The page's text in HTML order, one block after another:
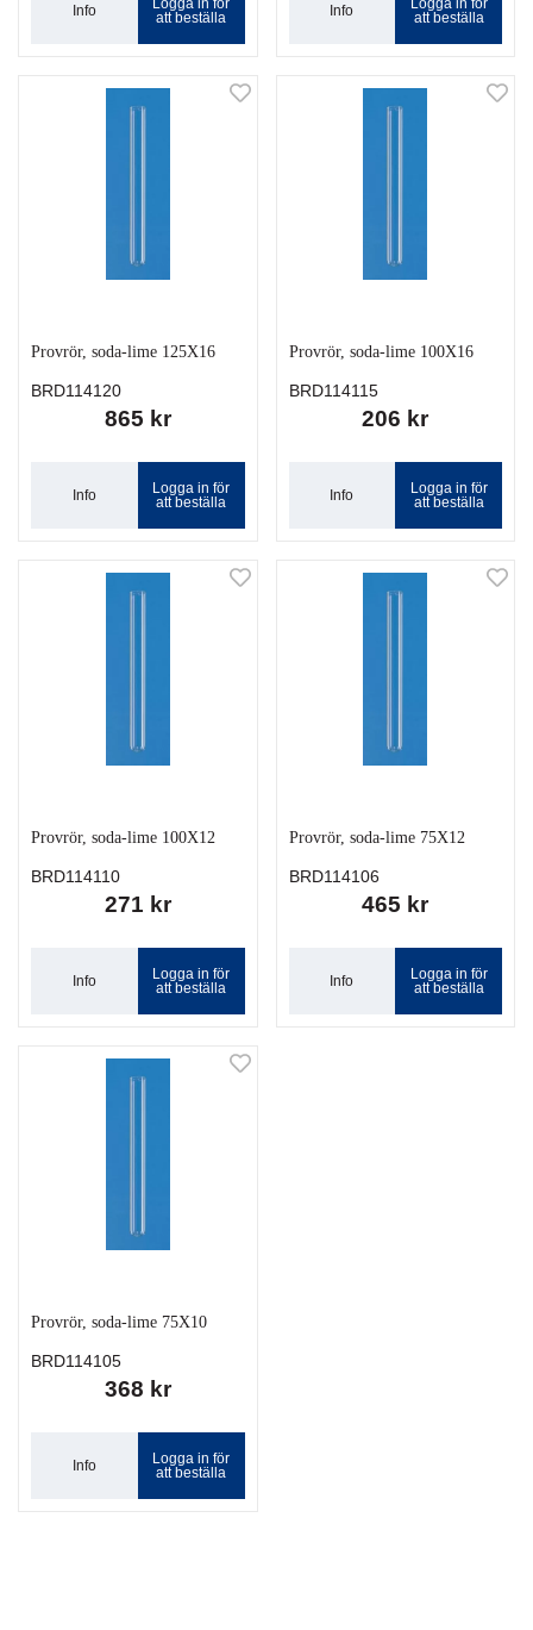
Info
Logga in för
att beställa
Info
Logga in för
att beställa
Provrör, soda-lime 125X16
BRD114120
865 kr
Info
Logga in för
att beställa
Provrör, soda-lime 100X16
BRD114115
206 kr
Info
Logga in för
att beställa
Provrör, soda-lime 100X12
BRD114110
271 kr
Info
Logga in för
att beställa
Provrör, soda-lime 75X12
BRD114106
465 kr
Info
Logga in för
att beställa
Provrör, soda-lime 75X10
BRD114105
368 kr
Info
Logga in för
att beställa